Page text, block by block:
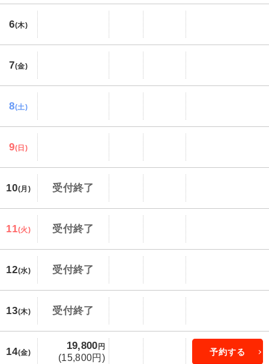
6(木)
7(金)
8(土)
9(日)
10(月) 受付終了
11(火) 受付終了
12(水) 受付終了
13(木) 受付終了
14(金)
19,800 円
(15,800円)
予約する